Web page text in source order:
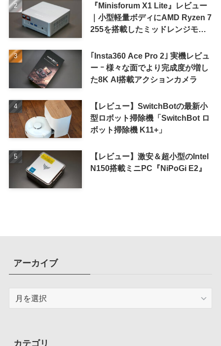
『Minisforum X1 Lite』レビュー
｜小型軽量ボディにAMD Ryzen 7
255を搭載したミッドレンジモデ
｢Insta360 Ace Pro 2｣ 実機レビュ
ー ｰ 様々な面でより完成度が増し
た8K AI搭載アクションカメラ
【レビュー】SwitchBotの最新小
型ロボット掃除機「SwitchBot ロ
ボット掃除機 K11+」
【レビュー】激安＆超小型のIntel
N150搭載ミニPC『NiPoGi E2』
アーカイブ
ブカテゴリ